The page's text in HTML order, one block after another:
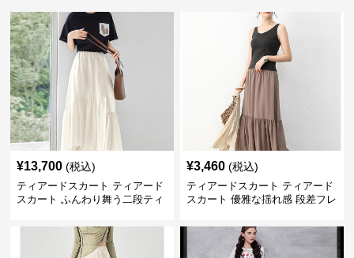
¥13,700 (税込)
ティアードスカート ティアード
スカート ふんわり舞う二段ティ
¥3,460 (税込)
ティアードスカート ティアード
スカート 優雅な揺れ感 段差フレ